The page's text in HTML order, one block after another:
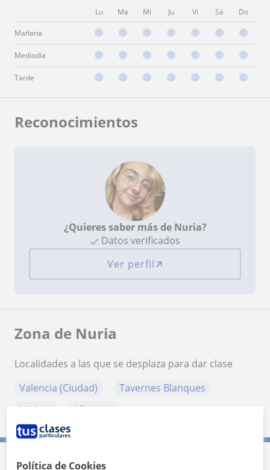
Lu Ma Mi Ju Vi Sá Do
Mañana
Mediodía
Tarde
Reconocimientos
¿Quieres saber más de Nuria?
Datos verificados
Ver perfil
Zona de Nuria
Localidades a las que se desplaza para dar clase
Valencia (Ciudad)
Tavernes Blanques
Mislata
Alboraya
Política de Cookies